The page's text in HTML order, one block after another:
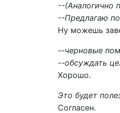
--(Аналогично
--Предлагаю
Ну можешь
--черновые
--обсуждать
Хорошо.
Это будет
Согласен.